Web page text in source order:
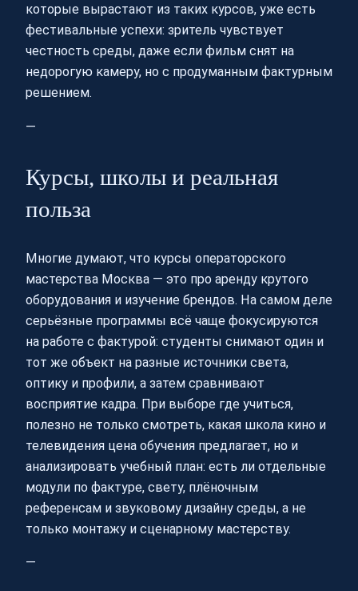
которые вырастают из таких курсов, уже есть
фестивальные успехи: зритель чувствует
честность среды, даже если фильм снят на
недорогую камеру, но с продуманным фактурным
решением.
—
Курсы, школы и реальная
польза
Многие думают, что курсы операторского
мастерства Москва — это про аренду крутого
оборудования и изучение брендов. На самом деле
серьёзные программы всё чаще фокусируются
на работе с фактурой: студенты снимают один и
тот же объект на разные источники света,
оптику и профили, а затем сравнивают
восприятие кадра. При выборе где учиться,
полезно не только смотреть, какая школа кино и
телевидения цена обучения предлагает, но и
анализировать учебный план: есть ли отдельные
модули по фактуре, свету, плёночным
референсам и звуковому дизайну среды, а не
только монтажу и сценарному мастерству.
—